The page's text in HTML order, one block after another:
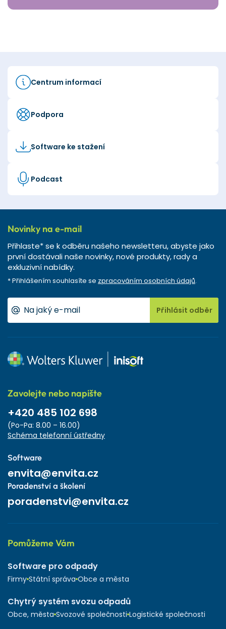
Centrum informací
Podpora
Software ke stažení
Podcast
Novinky na e-mail
Přihlaste* se k odběru našeho newsletteru, abyste jako
první dostávali naše novinky, nové produkty, rady a
exkluzivní nabídky.
* Přihlášením souhlasíte se zpracováním osobních údajů.
Přihlásit odběr
Zavolejte nebo napište
+420 485 102 698
(Po-Pa: 8.00 – 16.00)
Schéma telefonní ústředny
Software
envita@envita.cz
Poradenství a školení
poradenstvi@envita.cz
Pomůžeme Vám
Software pro odpady
Firmy Státní správa Obce a města
Chytrý systém svozu odpadů
Obce, města Svozové společnosti Logistické společnosti